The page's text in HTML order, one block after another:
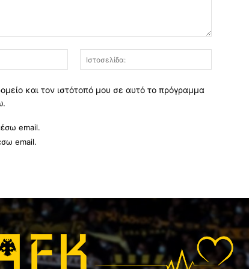
Email:*
και τον ιστότοπό μου σε αυτό το πρόγραμμα
email.
email.